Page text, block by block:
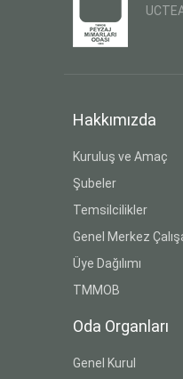
Hakkımızda
Kuruluş ve Amaç
Şubeler
Temsilcilikler
Genel Merkez
Üye Dağılımı
TMMOB
Oda Organları
Genel Kurul